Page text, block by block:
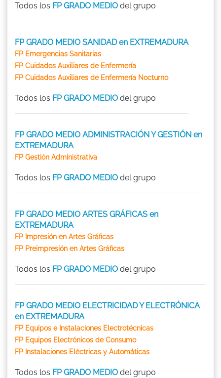
Todos los FP GRADO MEDIO del grupo
FP GRADO MEDIO SANIDAD en EXTREMADURA
FP Emergencias Sanitarias
FP Cuidados Auxiliares de Enfermería
FP Cuidados Auxiliares de Enfermería Nocturno
Todos los FP GRADO MEDIO del grupo
FP GRADO MEDIO ADMINISTRACIÓN Y GESTIÓN en
EXTREMADURA
FP Gestión Administrativa
Todos los FP GRADO MEDIO del grupo
FP GRADO MEDIO ARTES GRÁFICAS en
EXTREMADURA
FP Impresión en Artes Gráficas
FP Preimpresión en Artes Gráficas
Todos los FP GRADO MEDIO del grupo
FP GRADO MEDIO ELECTRICIDAD Y ELECTRÓNICA
en EXTREMADURA
FP Equipos e Instalaciones Electrotécnicas
FP Equipos Electrónicos de Consumo
FP Instalaciones Eléctricas y Automáticas
Todos los FP GRADO MEDIO del grupo